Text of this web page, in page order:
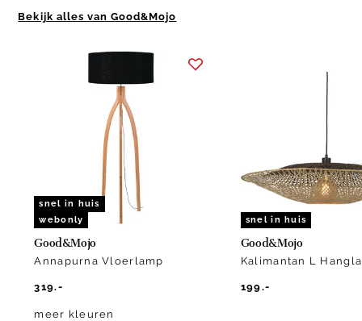
Bekijk alles van Good&Mojo
snel in huis
webonly
Good&Mojo
Annapurna Vloerlamp
319.-
meer kleuren
snel in huis
Good&Mojo
Kalimantan L
199.-